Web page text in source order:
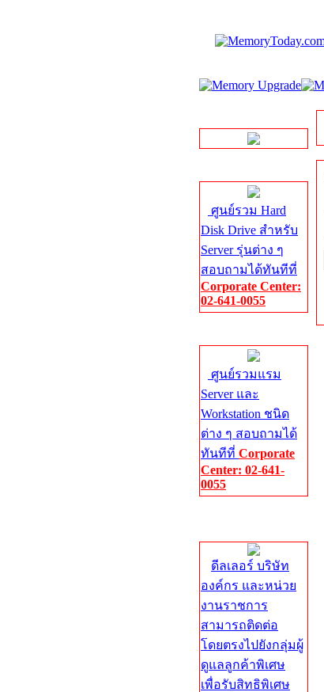
ศูนย์รวม Hard
Disk Drive สำหรับ
Server รุ่นต่าง ๆ
สอบถามได้ทันทีที่
Corporate Center:
02-641-0055
ศูนย์รวมแรม
Server และ
Workstation ชนิด
ต่าง ๆ สอบถามได้
ทันทีที่ Corporate
Center: 02-641-
0055
ดีลเลอร์ บริษัท
องค์กร และหน่วย
งานราชการ
สามารถติดต่อ
โดยตรงไปยังกลุ่มผู้
ดูแลลูกค้าพิเศษ
เพื่อรับสิทธิพิเศษ